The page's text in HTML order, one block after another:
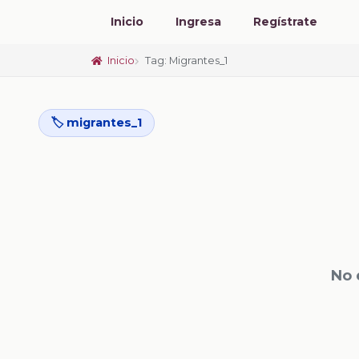
Inicio Ingresa Regístrate
Inicio Tag: Migrantes_1
🏷️ migrantes_1
No